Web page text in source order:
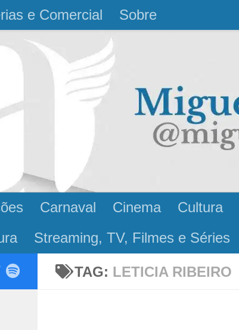
e Comercial Sobre
Carnaval Cinema Cultura
Streaming, TV, Filmes e Séries
TAG: LETICIA RIBEIRO